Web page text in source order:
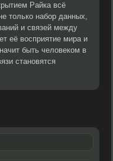
Райка всё
только набор данных,
и связей между
её восприятие мира и
быть человеком в
становятся